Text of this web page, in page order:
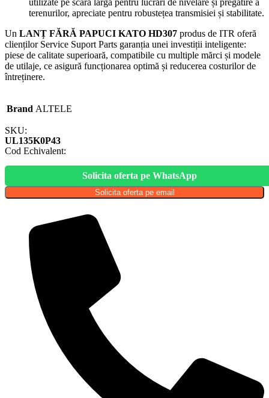
utilizate pe scară largă pentru lucrări de nivelare și pregătire a
terenurilor, apreciate pentru robustețea transmisiei și stabilitate.
Un LANȚ FĂRĂ PAPUCI KATO HD307 produs de ITR oferă
clienților Service Suport Parts garanția unei investiții inteligente:
piese de calitate superioară, compatibile cu multiple mărci și modele
de utilaje, ce asigură funcționarea optimă și reducerea costurilor de
întreținere.
Brand ALTELE
SKU:
UL135K0P43
Cod Echivalent:
Solicita oferta pe WhatsApp
Solicita oferta pe email